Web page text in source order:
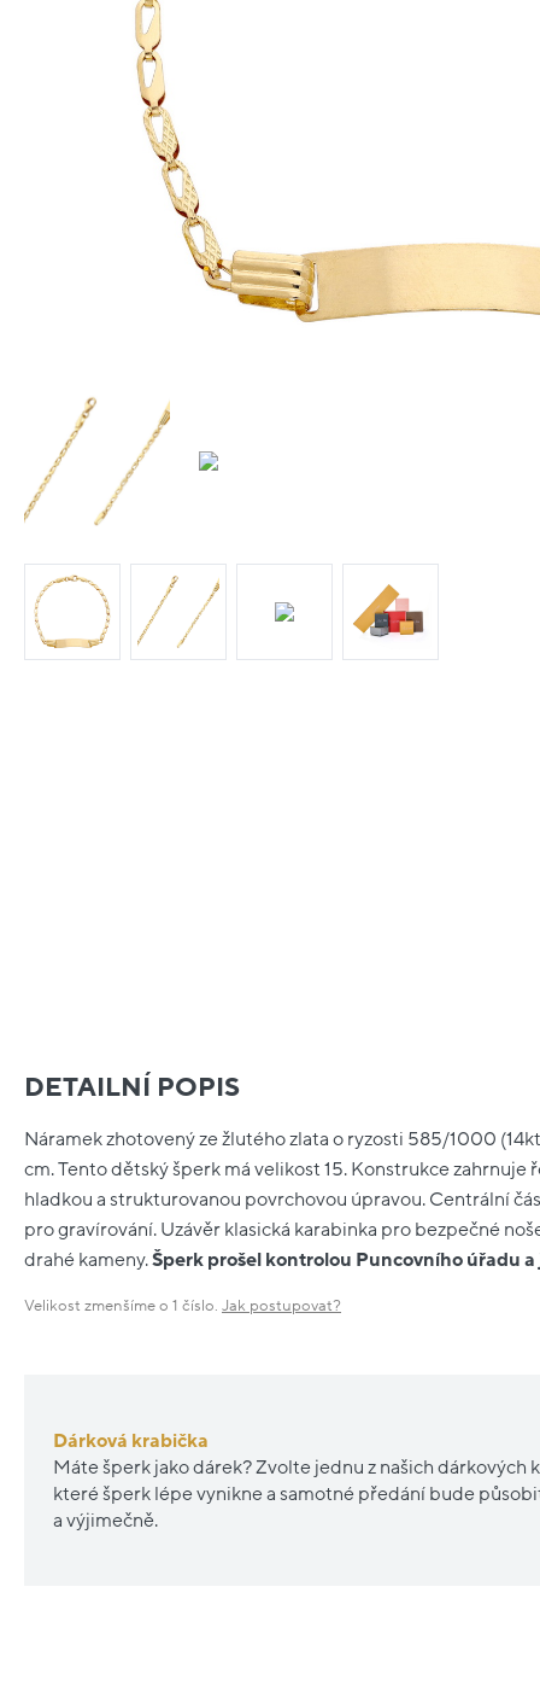
DETAILNÍ POPIS
Náramek zhotovený ze žlutého zlata o ryzosti 585/1000
cm. Tento dětský šperk má velikost 15. Konstrukce zahrnuje
hladkou a strukturovanou povrchovou úpravou. Centrální
pro gravírování. Uzávěr klasická karabinka pro bezpečné
drahé kameny.Šperk prošel kontrolou Puncovního úřadu
Velikost zmenšíme o 1 číslo. Jak postupovat?
Dárková krabička
Máte šperk jako dárek? Zvolte jednu z našich dárkových
které šperk lépe vynikne a samotné předání bude
a výjimečně.